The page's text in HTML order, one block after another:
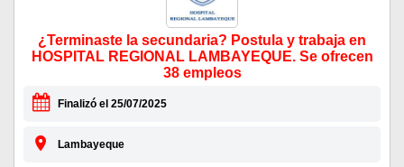
¿Terminaste la secundaria? Postula y trabaja en
HOSPITAL REGIONAL LAMBAYEQUE. Se ofrecen
38 empleos
Finalizó el 25/07/2025
Lambayeque